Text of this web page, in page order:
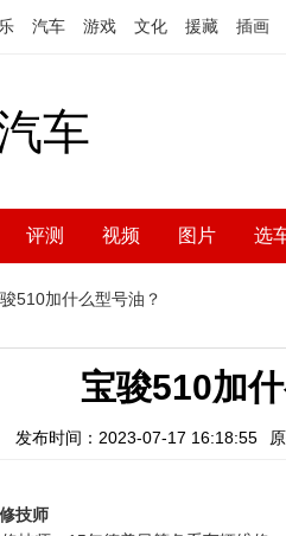
汽车 游戏 文化 援藏 插画
车
评测 视频 图片 选
510加什么型号油？
宝骏510加
发布时间：2023-07-17 16:18:55
技师